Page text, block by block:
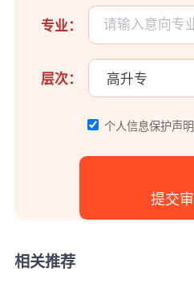
专业：
层次：
个人信息保护声明
相关推荐